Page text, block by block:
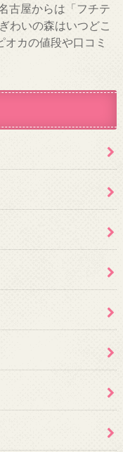
古屋からは「フチテ
わいの森はいつどこ
カの値段や口コミ